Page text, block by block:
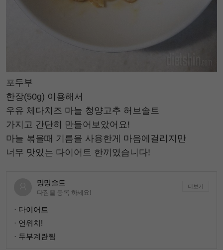
포두부
한장(50g) 이용해서
우유 체다치즈 마늘 청양고추 허브솔트
가지고 간단히 만들어보았어요!
마늘 볶을때 기름을 사용한게 마음에걸리지만
너무 맛있는 다이어트 한끼였습니다!
밍밍솔트
다짐을 등록 하세요!
더보기
· 다이어트
· 언위치!
· 두부계란찜